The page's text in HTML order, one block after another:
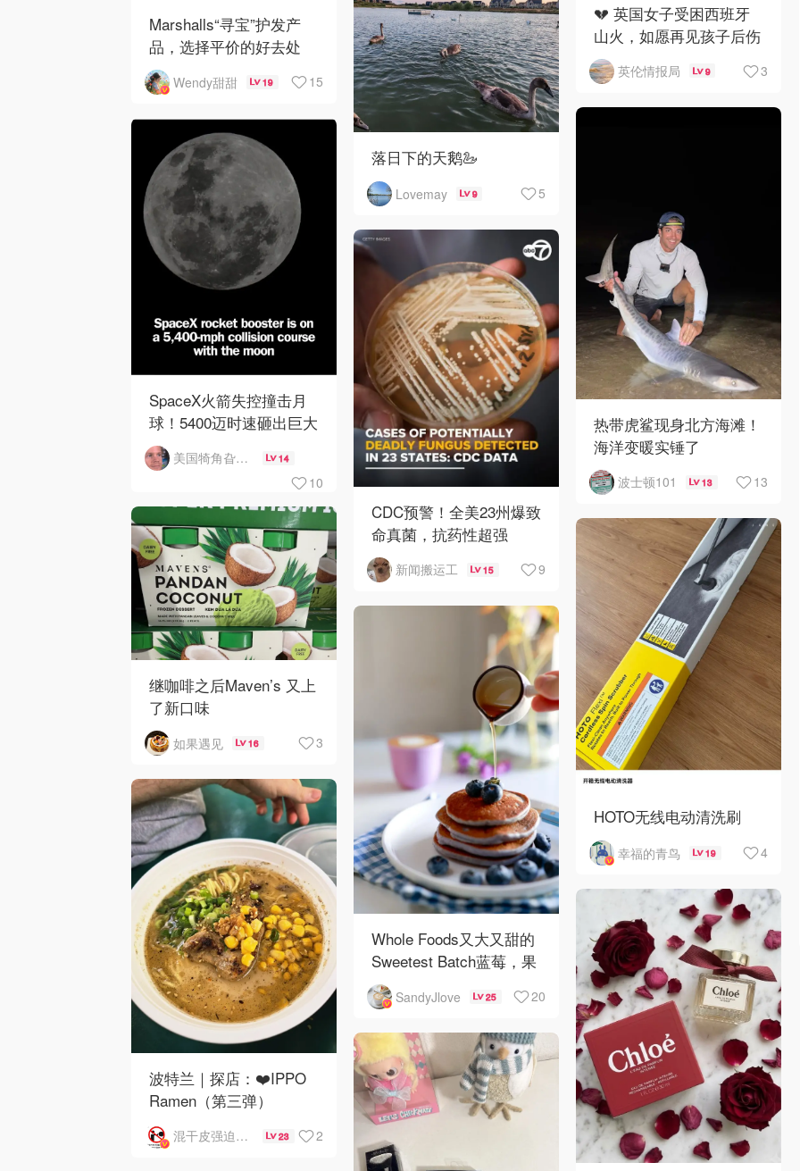
Marshalls“寻宝”护发产
品，选择平价的好去处
Wendy甜甜 19 15
💔 英国女子受困西班牙
山火，如愿再见孩子后伤
重离世
英伦情报局 9 3
落日下的天鹅🦢
Lovemay 9 5
热带虎鲨现身北方海滩！
海洋变暖实锤了
波士顿101 13 13
SpaceX火箭失控撞击月
球！5400迈时速砸出巨大
陨石坑
美国犄角旮旯新鲜事 14
10
CDC预警！全美23州爆致
命真菌，抗药性超强
新闻搬运工 15 9
继咖啡之后Maven’s 又上
了新口味
如果遇见 16 3
HOTO无线电动清洗刷
幸福的青鸟 19 4
Whole Foods又大又甜的
Sweetest Batch蓝莓，果
然名副其实！
SandyJlove 25 20
波特兰｜探店：❤️IPPO
Ramen（第三弹）
混干皮强迫症嘴很叼 23 2